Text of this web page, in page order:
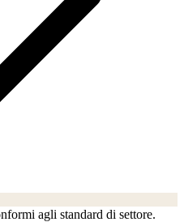
agli standard di settore.